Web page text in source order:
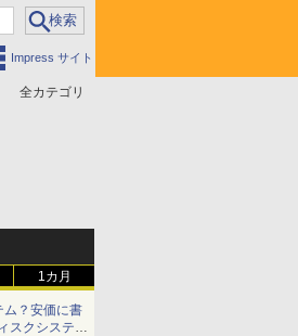
Impress サイト
全カテゴリ
1カ月
ム？安価に書
スクシステ